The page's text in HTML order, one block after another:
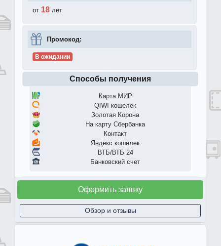
от 18 лет
Промокод:
В ожидании
Способы получения
Карта МИР
QIWI кошелек
Золотая Корона
На карту Сбербанка
Контакт
Яндекс кошелек
ВТБ/ВТБ 24
Банковский счет
Оформить заявку
Обзор и отзывы